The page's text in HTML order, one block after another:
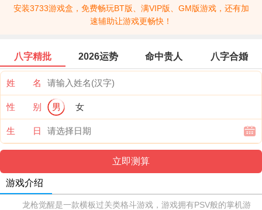
安装3733游戏盒，免费畅玩BT版、满VIP版、GM版游戏，还有加
速辅助让游戏更畅快！
八字精批 2026运势 命中贵人 八字合婚
姓 名
性 别 男 女
生 日
游戏介绍
龙枪觉醒是一款横板过关类格斗游戏，游戏拥有PSV般的掌机游